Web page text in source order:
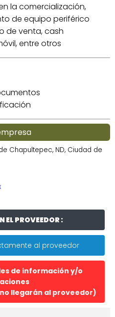
la comercialización,
de equipo periférico
de venta, cash
entre otros
Chapultepec, ND, Ciudad de
EL PROVEEDOR :
al proveedor
de información y/o
llegarán al proveedor)